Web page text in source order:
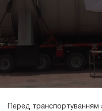
Перед транспортуванням